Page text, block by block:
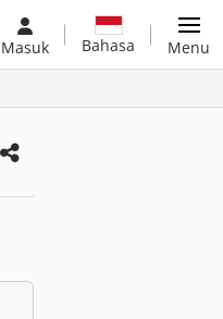
Masuk Bahasa Menu